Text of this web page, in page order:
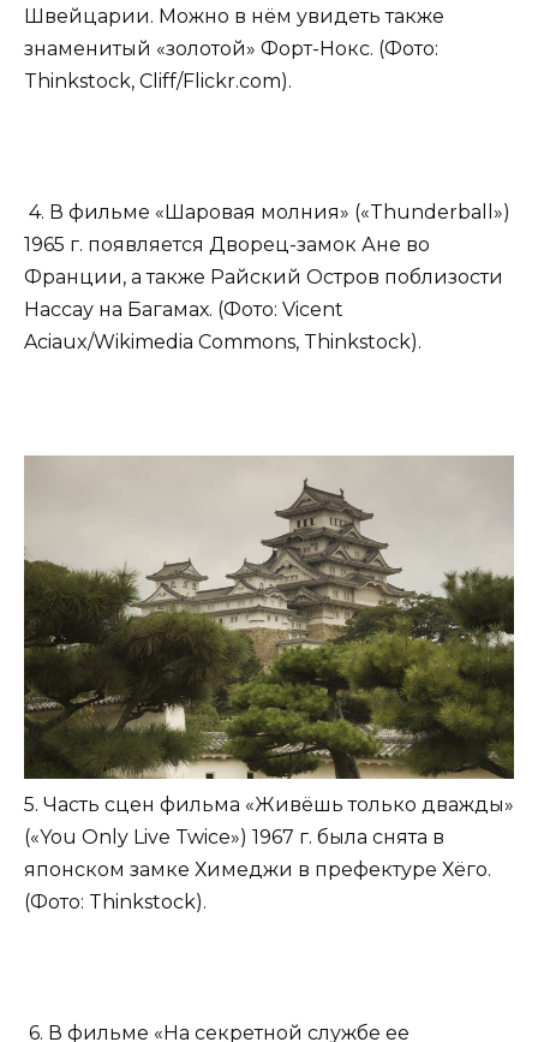
Швейцарии. Можно в нём увидеть также
знаменитый «золотой» Форт-Нокс. (Фото:
Thinkstock, Cliff/Flickr.​com).
4. В фильме «Шаровая молния» («Thunderball»)
1965 г. появляется Дворец-замок Ане во
Франции, а также Райский Остров поблизости
Нассау на Багамах. (Фото: Vicent
Aciaux/Wikimedia Commons, Thinkstock).
5. Часть сцен фильма «Живёшь только дважды»
(«You Only Live Twice») 1967 г. была снята в
японском замке Химеджи в префектуре Хёго.
(Фото: Thinkstock).
6. В фильме «На секретной службе ее